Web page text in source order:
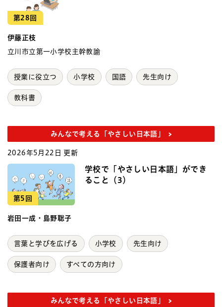
第28回
伊藤正枝
立川市立第一小学校主幹教諭
授業に役立つ 小学校 国語 先生向け
教科書
みんなで考える「やさしい日本語」
2026年5月22日 更新
第5回
学校で「やさしい日本語」ができ
ること（3）
岩田一成・島野聡子
言葉と学びを広げる 小学校 先生向け
保護者向け すべての方向け
みんなで考える「やさしい日本語」